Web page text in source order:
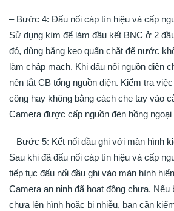
– Bước 4: Đấu nối cáp tín hiệu và cấp
Sử dụng kìm để làm đầu kết BNC ở 2
đó, dùng băng keo quấn chặt để nước
làm chập mạch. Khi đấu nối nguồn điện
nên tắt CB tổng nguồn điện. Kiểm tra
công hay không bằng cách che tay vào
Camera được cấp nguồn đèn hồng ngoại
– Bước 5: Kết nối đầu ghi với màn hình
Sau khi đã đấu nối cáp tín hiệu và cấp
tiếp tục đấu nối đầu ghi vào màn hình
Camera an ninh đã hoạt động chưa.
chưa lên hình hoặc bị nhiễu, bạn cần